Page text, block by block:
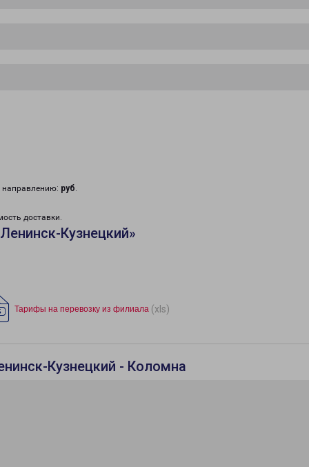
руб.
доставки.
Кузнецкий»
Тарифы на перевозку из филиала (xls)
Кузнецкий - Коломна